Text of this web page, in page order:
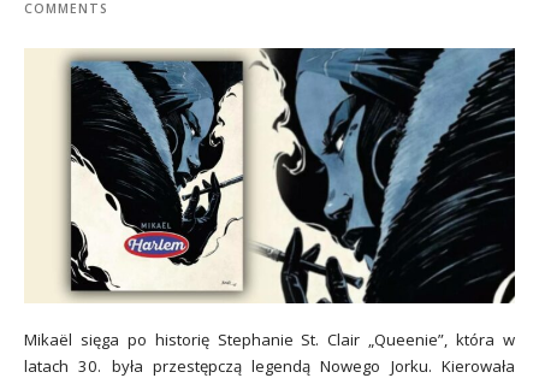
COMMENTS
Mikaël sięga po historię Stephanie St. Clair „Queenie”, która w
latach 30. była przestępczą legendą Nowego Jorku. Kierowała